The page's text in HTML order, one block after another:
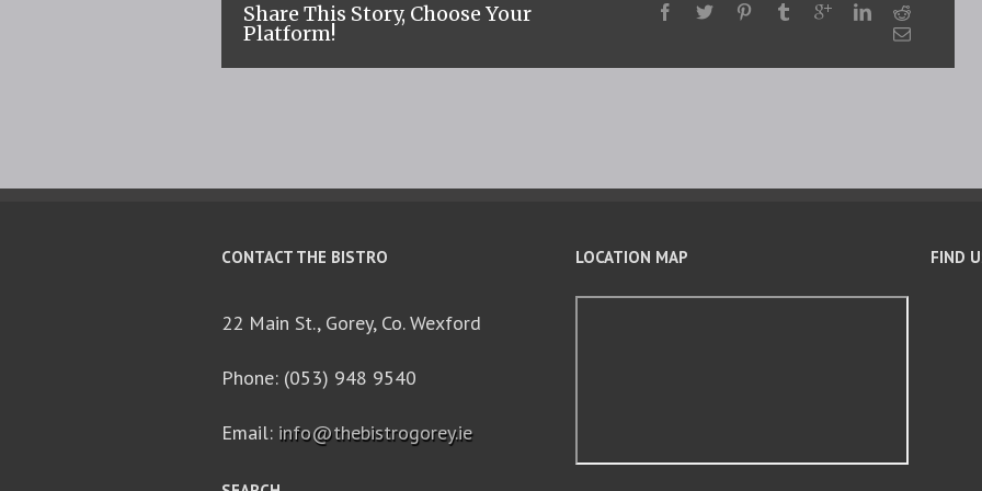
Share This Story, Choose Your
Platform!
CONTACT THE BISTRO
22 Main St., Gorey, Co. Wexford
Phone: (053) 948 9540
Email: info@thebistrogorey.ie
LOCATION MAP FIND